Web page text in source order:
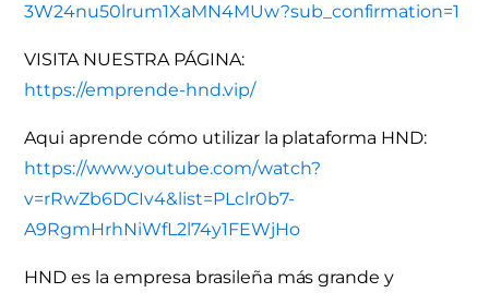
3W24nu50lrum1XaMN4MUw?sub_confirmation=1
VISITA NUESTRA PÁGINA:
https://emprende-hnd.vip/
Aqui aprende cómo utilizar la plataforma HND:
https://www.youtube.com/watch?
v=rRwZb6DCIv4&list=PLclr0b7-
A9RgmHrhNiWfL2l74y1FEWjHo
HND es la empresa brasileña más grande y